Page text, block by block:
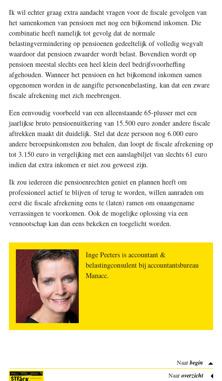
Ik wil echter graag extra aandacht vragen voor de fiscale gevolgen van
het samenkomen van pensioen met nog een bijkomend inkomen. Die
combinatie heeft namelijk tot gevolg dat de normale
belastingvermindering op pensioenen gedeeltelijk of volledig wegvalt
waardoor dat pensioen zwaarder wordt belast. Bovendien wordt op
pensioen meestal slechts een heel klein deel bedrijfsvoorheffing
afgehouden. Wanneer het pensioen en het bijkomend inkomen samen
opgenomen worden in de aangifte personenbelasting, kan dat een zware
fiscale afrekening met zich meebrengen.
Een eenvoudig voorbeeld van een alleenstaande 65-plusser met een
jaarlijkse bruto pensioenuitkering van 15.500 euro zonder andere fiscale
aftrekken maakt dit duidelijk. Stel dat deze persoon nog 6.000 euro
andere beroepsinkomsten zou behalen, dan loopt de fiscale afrekening op
tot 3.150 euro in vergelijking met een aanslagbiljet van slechts 61 euro
indien dat extra inkomen er niet zou geweest zijn.
Ik zou iedereen die pensioenrechten geniet en plannen heeft om
professioneel actief te blijven of terug te worden, willen aanraden om
eerst die fiscale afrekening eens te (laten) ramen om onaangename
verrassingen te voorkomen. Ook de mogelijke oplossing via een
vennootschap kan dan eens bekeken en toegelicht worden.
Inge Peeters is accountant &
belastingconsulent bij accountantsbureau
Manacc.
Naarbegin
Naaroverzicht